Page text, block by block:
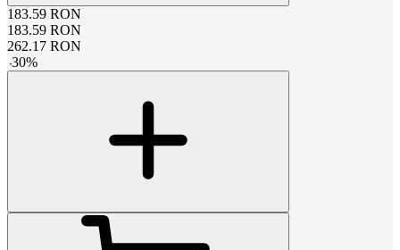
183.59 RON
183.59 RON
262.17 RON
-30%